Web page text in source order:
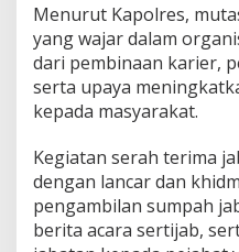
Menurut Kapolres,
yang wajar dalam
dari pembinaan karier,
serta upaya
kepada masyarakat.
Kegiatan serah terima
dengan lancar dan
pengambilan sumpah
berita acara sertijab,